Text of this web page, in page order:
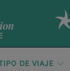
DE VIAJE